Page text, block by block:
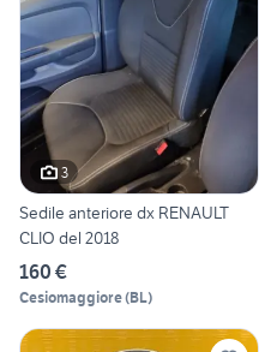
3
Sedile anteriore dx RENAULT
CLIO del 2018
160 €
Cesiomaggiore(BL)